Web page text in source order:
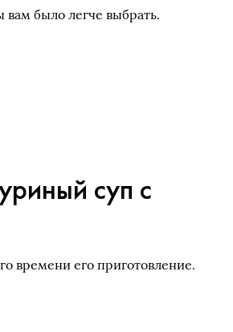
вам было легче выбрать.
суп с
времени его приготовление.